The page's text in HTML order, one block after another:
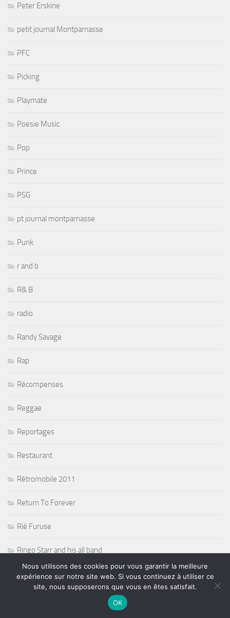
Peter Erskine
petit journal Montparnasse
PFC
Picking
Playmate
Poesie Music
Pop
Prince
PSG
pt journal montparnasse
Punk
r and b
R& B
radio
Randy Savage
Rap
Récompenses
Reggae
Reportages
Restaurant
Rétromobile 2011
Return To Forever
Rié Furuse
Ringo Starr and his all band
Risque de pluie sur la F1
Nous utilisons des cookies pour vous garantir la meilleure
expérience sur notre site web. Si vous continuez à utiliser ce
site, nous supposerons que vous en êtes satisfait.
OK